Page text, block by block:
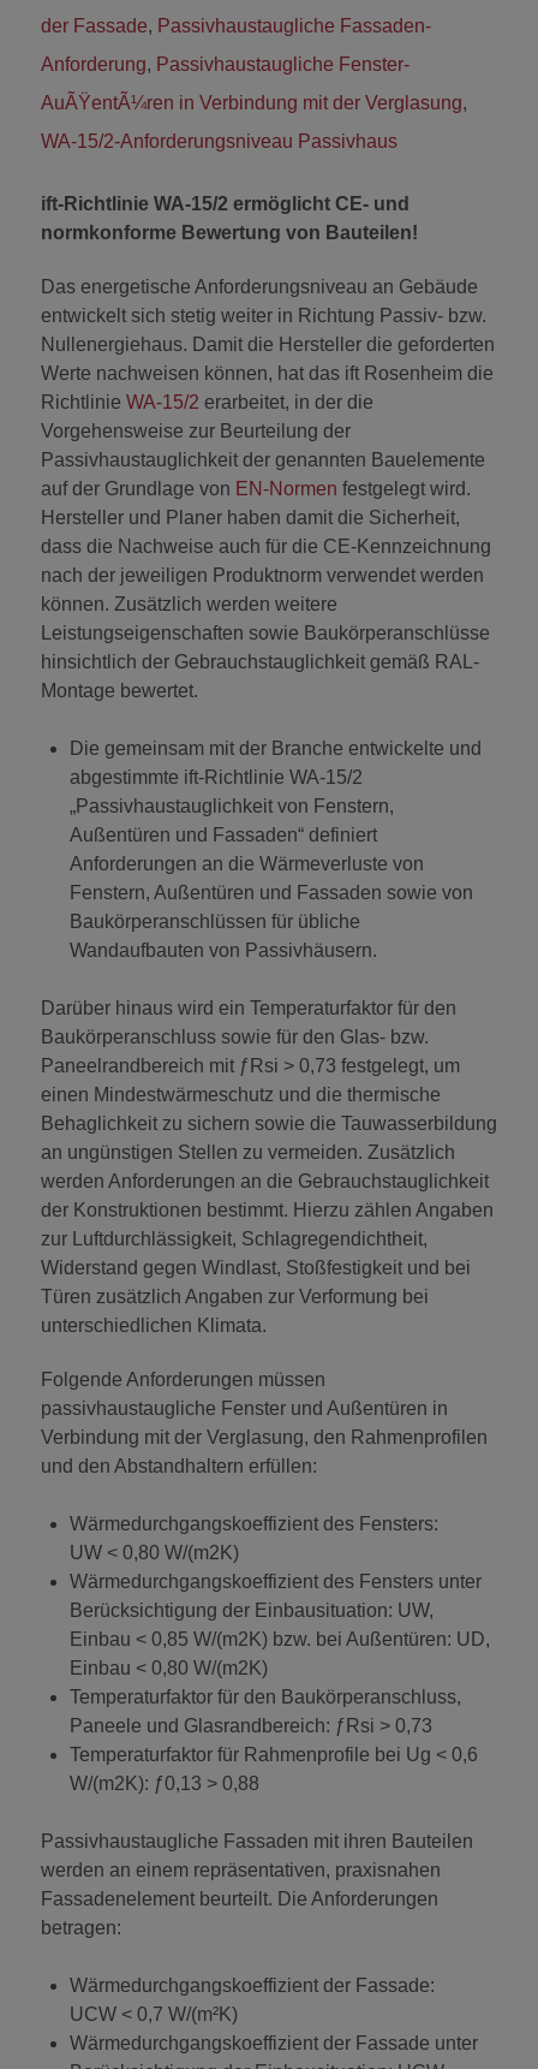
der Fassade, Passivhaustaugliche Fassaden-
Anforderung, Passivhaustaugliche Fenster-
AuÃŸentÃ¼ren in Verbindung mit der Verglasung,
WA-15/2-Anforderungsniveau Passivhaus
ift-Richtlinie WA-15/2 ermöglicht CE- und
normkonforme Bewertung von Bauteilen!
Das energetische Anforderungsniveau an Gebäude
entwickelt sich stetig weiter in Richtung Passiv- bzw.
Nullenergiehaus. Damit die Hersteller die geforderten
Werte nachweisen können, hat das ift Rosenheim die
Richtlinie WA-15/2 erarbeitet, in der die
Vorgehensweise zur Beurteilung der
Passivhaustauglichkeit der genannten Bauelemente
auf der Grundlage von EN-Normen festgelegt wird.
Hersteller und Planer haben damit die Sicherheit,
dass die Nachweise auch für die CE-Kennzeichnung
nach der jeweiligen Produktnorm verwendet werden
können. Zusätzlich werden weitere
Leistungseigenschaften sowie Baukörperanschlüsse
hinsichtlich der Gebrauchstauglichkeit gemäß RAL-
Montage bewertet.
Die gemeinsam mit der Branche entwickelte und
abgestimmte ift-Richtlinie WA-15/2
„Passivhaustauglichkeit von Fenstern,
Außentüren und Fassaden“ definiert
Anforderungen an die Wärmeverluste von
Fenstern, Außentüren und Fassaden sowie von
Baukörperanschlüssen für übliche
Wandaufbauten von Passivhäusern.
Darüber hinaus wird ein Temperaturfaktor für den
Baukörperanschluss sowie für den Glas- bzw.
Paneelrandbereich mit ƒRsi > 0,73 festgelegt, um
einen Mindestwärmeschutz und die thermische
Behaglichkeit zu sichern sowie die Tauwasserbildung
an ungünstigen Stellen zu vermeiden. Zusätzlich
werden Anforderungen an die Gebrauchstauglichkeit
der Konstruktionen bestimmt. Hierzu zählen Angaben
zur Luftdurchlässigkeit, Schlagregendichtheit,
Widerstand gegen Windlast, Stoßfestigkeit und bei
Türen zusätzlich Angaben zur Verformung bei
unterschiedlichen Klimata.
Folgende Anforderungen müssen
passivhaustaugliche Fenster und Außentüren in
Verbindung mit der Verglasung, den Rahmenprofilen
und den Abstandhaltern erfüllen:
Wärmedurchgangskoeffizient des Fensters:
UW < 0,80 W/(m2K)
Wärmedurchgangskoeffizient des Fensters unter
Berücksichtigung der Einbausituation: UW,
Einbau < 0,85 W/(m2K) bzw. bei Außentüren: UD,
Einbau < 0,80 W/(m2K)
Temperaturfaktor für den Baukörperanschluss,
Paneele und Glasrandbereich: ƒRsi > 0,73
Temperaturfaktor für Rahmenprofile bei Ug < 0,6
W/(m2K): ƒ0,13 > 0,88
Passivhaustaugliche Fassaden mit ihren Bauteilen
werden an einem repräsentativen, praxisnahen
Fassadenelement beurteilt. Die Anforderungen
betragen:
Wärmedurchgangskoeffizient der Fassade:
UCW < 0,7 W/(m²K)
Wärmedurchgangskoeffizient der Fassade unter